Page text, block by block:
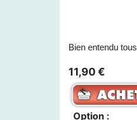
Bien entendu
11,90 €
Option :